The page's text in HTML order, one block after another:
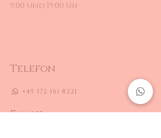
9:00 und 19:00 Uh
Telefon
+49 172 161 8221
E-mail